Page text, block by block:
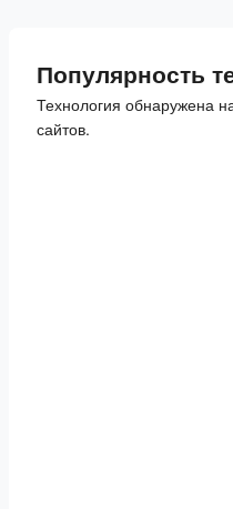
Популярность
Технология обнаружена
сайтов.